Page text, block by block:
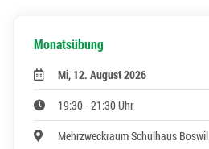
Monatsübung
Mi, 12. August 2026
19:30 - 21:30 Uhr
Mehrzweckraum Schulhaus Boswil